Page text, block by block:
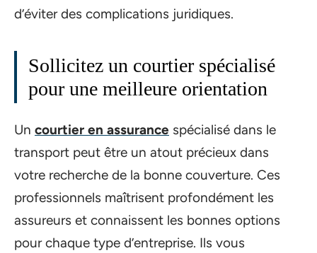
d’éviter des complications juridiques.
Sollicitez un courtier spécialisé
pour une meilleure orientation
Un courtier en assurance spécialisé dans le
transport peut être un atout précieux dans
votre recherche de la bonne couverture. Ces
professionnels maîtrisent profondément les
assureurs et connaissent les bonnes options
pour chaque type d’entreprise. Ils vous